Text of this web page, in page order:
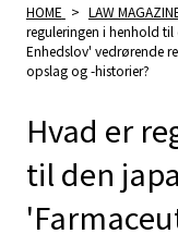
HOME > LAW
reguleringen i henhold til
Enhedslov' vedrørende
opslag og -historier?
Hvad er
til den